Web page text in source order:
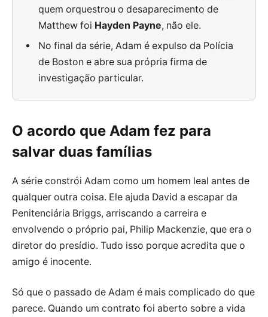
quem orquestrou o desaparecimento de
Matthew foi Hayden Payne, não ele.
No final da série, Adam é expulso da Polícia
de Boston e abre sua própria firma de
investigação particular.
O acordo que Adam fez para
salvar duas famílias
A série constrói Adam como um homem leal antes de
qualquer outra coisa. Ele ajuda David a escapar da
Penitenciária Briggs, arriscando a carreira e
envolvendo o próprio pai, Philip Mackenzie, que era o
diretor do presídio. Tudo isso porque acredita que o
amigo é inocente.
Só que o passado de Adam é mais complicado do que
parece. Quando um contrato foi aberto sobre a vida